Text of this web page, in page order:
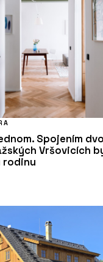
Spojením
Vršovicích
rodinu